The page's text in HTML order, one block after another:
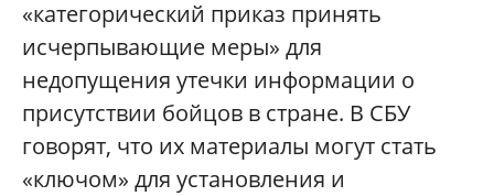
«категорический приказ принять
исчерпывающие меры» для
недопущения утечки информации о
присутствии бойцов в стране. В СБУ
говорят, что их материалы могут стать
«ключом» для установления и